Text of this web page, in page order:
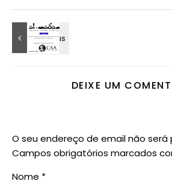
DEIXE UM
O seu endereço de email não será
Campos obrigatórios marcados
Nome *